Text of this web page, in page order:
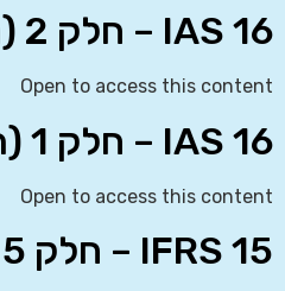
IAS 16 – חלק 2 (הכרת התקן)
Open to access this content
IAS 16 – חלק 1 (הכרת התקן)
Open to access this content
IFRS 15 – חלק 5